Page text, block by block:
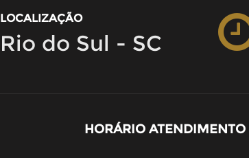
LOCALIZAÇÃO
Rio do Sul - SC
HORÁRIO ATENDIMENTO